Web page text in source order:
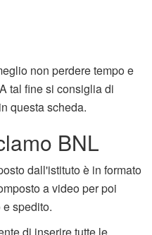
non perdere tempo e
tal fine si consiglia di
questa scheda.
BNL
dall'istituto è in formato
a video per poi
spedito.
di inserire tutte le